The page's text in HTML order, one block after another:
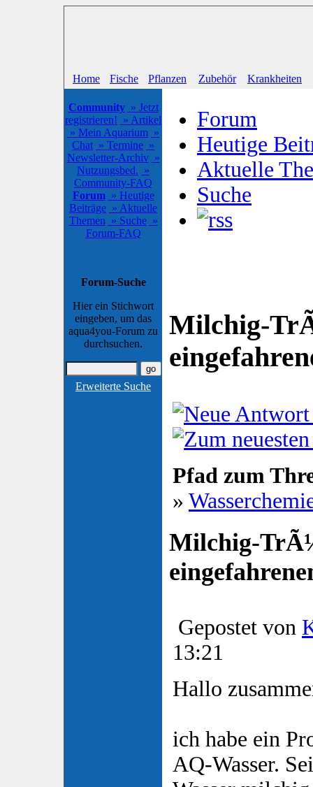
Home Fische Pflanzen Zubehör Krankheiten
Community » Jetzt
registrieren! » Artikel
» Mein Aquarium »
Chat » Termine »
Newsletter-Archiv »
Nutzungsbed. »
Community-FAQ
Forum » Heutige
Beiträge » Aktuelle
Themen » Suche »
Forum-FAQ
Forum-Suche
Hier ein Stichwort
eingeben, um das
aqua4you-Forum zu
durchsuchen.
Erweiterte Suche
Forum
Heutige
Aktuelle
Suche
Milchig-
Pfad zum
»
Milchig-
Gepostet von
13:21
Hallo
ich habe ein
AQ-Wasser.